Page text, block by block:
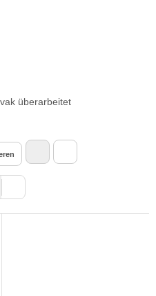
überarbeitet